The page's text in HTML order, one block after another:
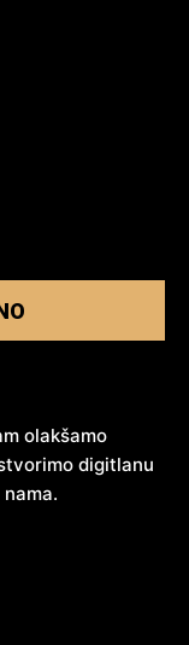
olakšamo
digitlanu